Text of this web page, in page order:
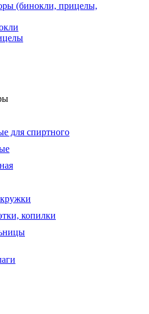
(бинокли, прицелы,
для спиртного
копилки